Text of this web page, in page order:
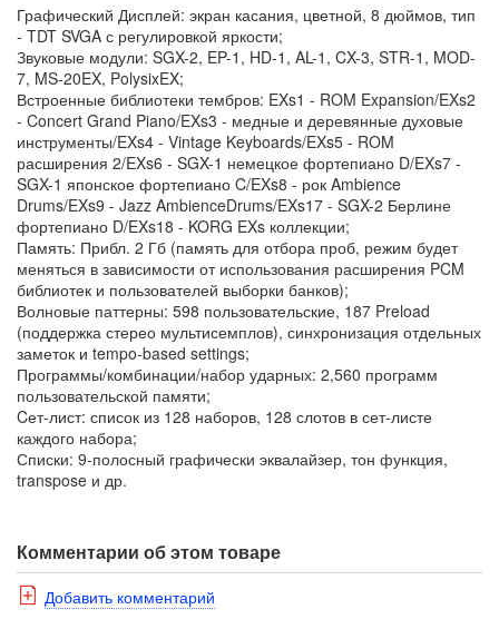
Графический Дисплей: экран касания, цветной, 8 дюймов, тип
- TDT SVGA с регулировкой яркости;
Звуковые модули: SGX-2, EP-1, HD-1, AL-1, CX-3, STR-1, MOD-
7, MS-20EX, PolysixEX;
Встроенные библиотеки тембров: EXs1 - ROM Expansion/EXs2
- Concert Grand Piano/EXs3 - медные и деревянные духовые
инструменты/EXs4 - Vintage Keyboards/EXs5 - ROM
расширения 2/EXs6 - SGX-1 немецкое фортепиано D/EXs7 -
SGX-1 японское фортепиано C/EXs8 - рок Ambience
Drums/EXs9 - Jazz AmbienceDrums/EXs17 - SGX-2 Берлине
фортепиано D/EXs18 - KORG EXs коллекции;
Память: Прибл. 2 Гб (память для отбора проб, режим будет
меняться в зависимости от использования расширения PCM
библиотек и пользователей выборки банков);
Волновые паттерны: 598 пользовательские, 187 Preload
(поддержка стерео мультисемплов), синхронизация отдельных
заметок и tempo-based settings;
Программы/комбинации/набор ударных: 2,560 программ
пользовательской памяти;
Cет-лист: список из 128 наборов, 128 слотов в сет-листе
каждого набора;
Списки: 9-полосный графически эквалайзер, тон функция,
transpose и др.
Комментарии об этом товаре
Добавить комментарий